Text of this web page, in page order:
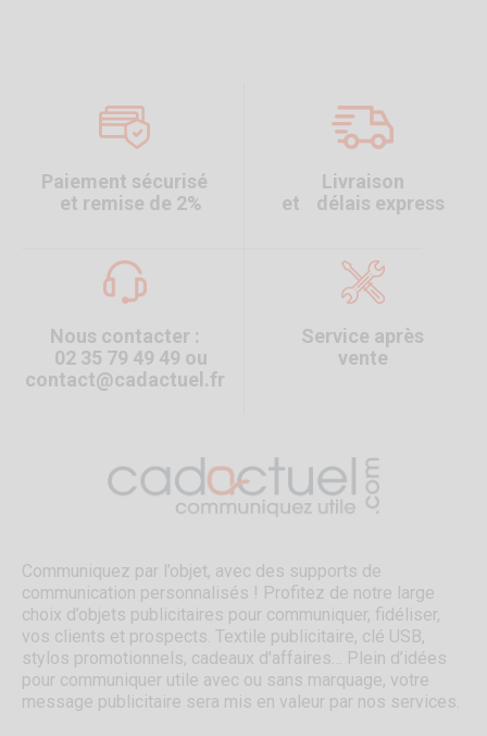
Paiement sécurisé
et remise de 2%
Livraison
et délais express
Nous contacter :
02 35 79 49 49 ou
contact@cadactuel.fr
Service après
vente
Communiquez par l’objet, avec des supports de
communication personnalisés ! Profitez de notre large
choix d’objets publicitaires pour communiquer, fidéliser,
vos clients et prospects. Textile publicitaire, clé USB,
stylos promotionnels, cadeaux d'affaires… Plein d’idées
pour communiquer utile avec ou sans marquage, votre
message publicitaire sera mis en valeur par nos services.